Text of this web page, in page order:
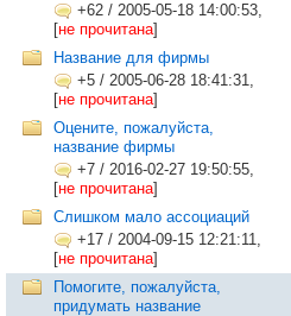
+62 / 2005-05-18 14:00:53,
[не прочитана]
Название для фирмы
+5 / 2005-06-28 18:41:31,
[не прочитана]
Оцените, пожалуйста,
название фирмы
+7 / 2016-02-27 19:50:55,
[не прочитана]
Слишком мало ассоциаций
+17 / 2004-09-15 12:21:11,
[не прочитана]
Помогите, пожалуйста,
придумать название